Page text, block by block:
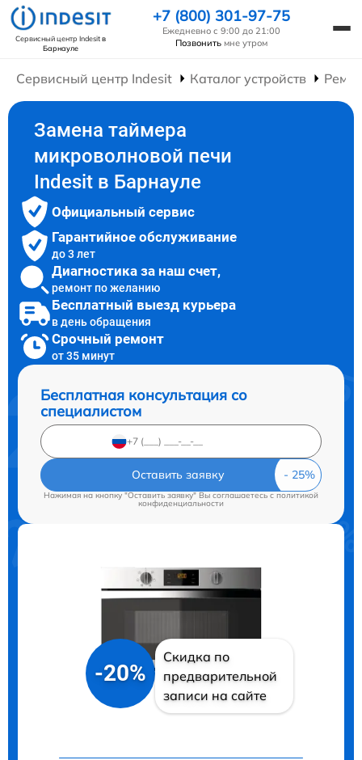
Сервисный центр Indesitв
Барнауле
+7 (800) 301-97-75
Ежедневно с 9:00 до 21:00
Позвонить мне утром
Сервисный центр Indesit Каталог устройств
Замена таймера
микроволновой печи
Indesit в Барнауле
Официальный сервис
Гарантийное обслуживание
до 3 лет
Диагностика за наш счет,
ремонт по желанию
Бесплатный выезд курьера
в день обращения
Срочный ремонт
от 35 минут
Бесплатная консультация со
специалистом
Оставить заявку
Нажимая на кнопку "Оставить заявку" Вы соглашаетесь cполитикой
конфиденциальности
-20%
Скидка по
предварительной
записи на сайте